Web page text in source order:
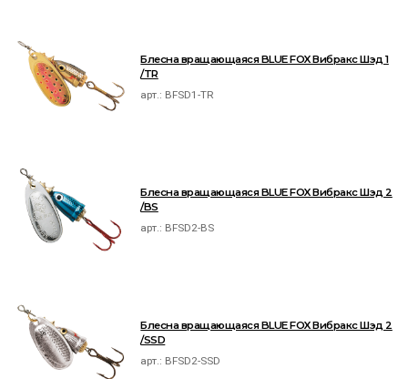
Блесна вращающаяся BLUE FOX Вибракс Шэд 1
/TR
арт.: BFSD1-TR
Блесна вращающаяся BLUE FOX Вибракс Шэд 2
/BS
арт.: BFSD2-BS
Блесна вращающаяся BLUE FOX Вибракс Шэд 2
/SSD
арт.: BFSD2-SSD